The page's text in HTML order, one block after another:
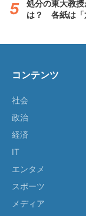
処分の東大教
は？ 各紙は「
コンテンツ
社会
政治
経済
IT
エンタメ
スポーツ
メディア